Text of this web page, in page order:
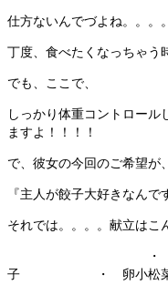
仕方ないんでづよね。。。。
丁度、食べたくなっちゃう
でも、ここで、
しっかり体重コントロー
ますよ！！！！
で、彼女の今回のご希望が
『主人が餃子大好きなんで
それでは。。。。献立はこ
・ あっさり
子 ・ 卵小松菜の